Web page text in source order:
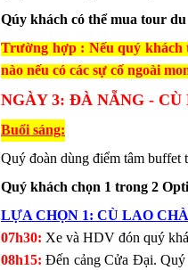
Qúy khách có thể mua tour
Trường hợp : Nếu quý
nào nếu có các sự cố ngoài
NGÀY 3: ĐÀ NẴNG - CÙ
Buổi sáng:
Quý đoàn dùng điểm tâm buffet
Quý khách chọn 1 trong 2
LỰA CHỌN 1: CÙ LAO
07h30: Xe và HDV đón quý
08h15: Đến cảng Cửa Đại. Quý